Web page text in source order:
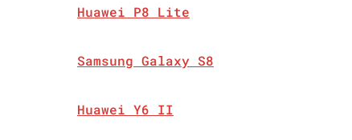
Huawei P8 Lite
Samsung Galaxy S8
Huawei Y6 II